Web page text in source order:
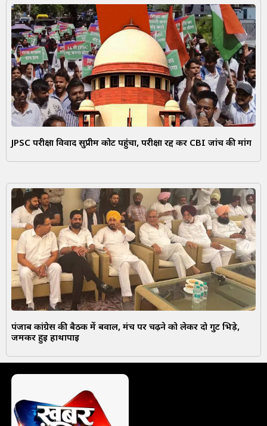
JPSC परीक्षा विवाद सुप्रीम कोर्ट पहुंचा, परीक्षा रद्द कर CBI जांच की मांग
पंजाब कांग्रेस की बैठक में बवाल, मंच पर चढ़ने को लेकर दो गुट भिड़े,
जमकर हुई हाथापाई